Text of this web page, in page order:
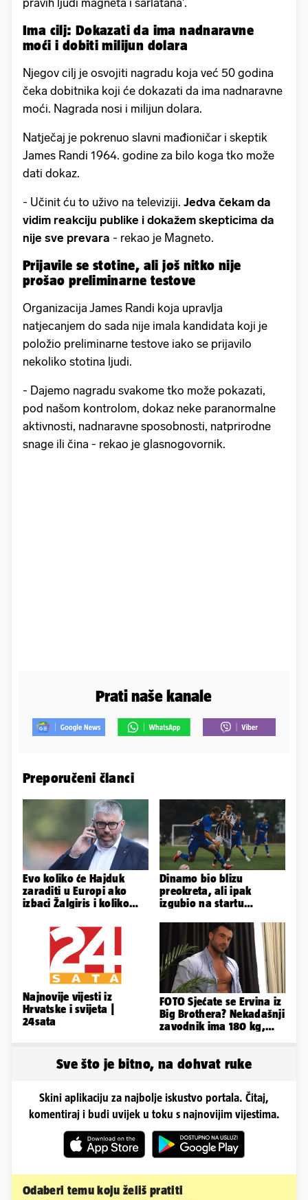
pravih ljudi magneta i šarlatana'.
Ima cilj: Dokazati da ima nadnaravne
moći i dobiti milijun dolara
Njegov cilj je osvojiti nagradu koja već 50 godina
čeka dobitnika koji će dokazati da ima nadnaravne
moći. Nagrada nosi i milijun dolara.
Natječaj je pokrenuo slavni mađioničar i skeptik
James Randi 1964. godine za bilo koga tko može
dati dokaz.
- Učinit ću to uživo na televiziji. Jedva čekam da
vidim reakciju publike i dokažem skepticima da
nije sve prevara - rekao je Magneto.
Prijavile se stotine, ali još nitko nije
prošao preliminarne testove
Organizacija James Randi koja upravlja
natjecanjem do sada nije imala kandidata koji je
položio preliminarne testove iako se prijavilo
nekoliko stotina ljudi.
- Dajemo nagradu svakome tko može pokazati,
pod našom kontrolom, dokaz neke paranormalne
aktivnosti, nadnaravne sposobnosti, natprirodne
snage ili čina - rekao je glasnogovornik.
Prati naše kanale
Preporučeni članci
Evo koliko će Hajduk
zaraditi u Europi ako
izbaci Žalgiris i koliko
Dinamo bio blizu
preokreta, ali ipak
izgubio na startu
Najnovije vijesti iz
Hrvatske i svijeta |
24sata
FOTO Sjećate se Ervina iz
Big Brothera? Nekadašnji
zavodnik ima 180 kg,
Sve što je bitno, na dohvat ruke
Skini aplikaciju za najbolje iskustvo portala. Čitaj,
komentiraj i budi uvijek u toku s najnovijim vijestima.
Odaberi temu koju želiš pratiti